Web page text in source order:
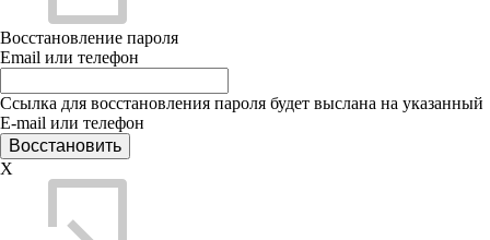
Восстановление пароля
Email или телефон
Ссылка для восстановления пароля будет выслана на указанный
E-mail или телефон
X